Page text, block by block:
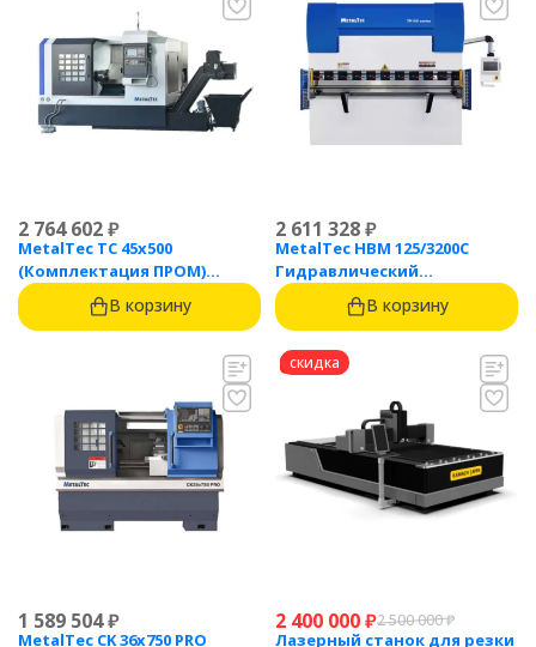
2 764 602₽
MetalTec ТС 45x500
(Комплектация ПРОМ)
токарный станок с ЧПУ с
наклонной станиной
В корзину
2 611 328₽
MetalTec HBM 125/3200C
Гидравлический
листогибочный пресс с
контроллером TP10S
В корзину
1 589 504₽
MetalTec CK 36x750 PRO
скидка
2 400 000₽2 500 000₽
Лазерный станок для резки